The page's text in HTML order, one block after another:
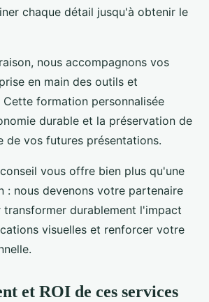
chaque détail jusqu'à obtenir le
nous accompagnons vos
en main des outils et
formation personnalisée
durable et la préservation de
de vos futures présentations.
vous offre bien plus qu'une
: nous devenons votre partenaire
durablement l'impact
visuelles et renforcer votre
et ROI de ces services